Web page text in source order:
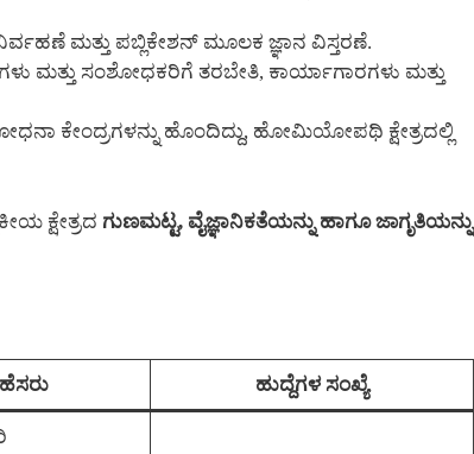
ಮತ್ತು ಪಬ್ಲಿಕೇಶನ್ ಮೂಲಕ ಜ್ಞಾನ ವಿಸ್ತರಣೆ.
ಮತ್ತು ಸಂಶೋಧಕರಿಗೆ ತರಬೇತಿ, ಕಾರ್ಯಾಗಾರಗಳು ಮತ್ತು
ಕೇಂದ್ರಗಳನ್ನು ಹೊಂದಿದ್ದು, ಹೋಮಿಯೋಪಥಿ ಕ್ಷೇತ್ರದಲ್ಲಿ
ಕ್ಷೇತ್ರದ ಗುಣಮಟ್ಟ, ವೈಜ್ಞಾನಿಕತೆಯನ್ನು ಹಾಗೂ ಜಾಗೃತಿಯನ್ನು
ಹುದ್ದೆಗಳ ಸಂಖ್ಯೆ